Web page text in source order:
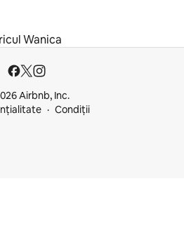
Wanica
Airbnb, Inc.
Condiții